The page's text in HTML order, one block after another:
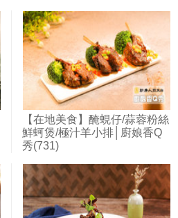
【在地美食】醃蜆仔/蒜蓉粉絲
鮮蚵煲/極汁羊小排│廚娘香Q
秀(731)